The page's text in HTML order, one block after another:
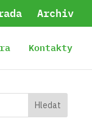
Archiv
Kontakty
Hledat